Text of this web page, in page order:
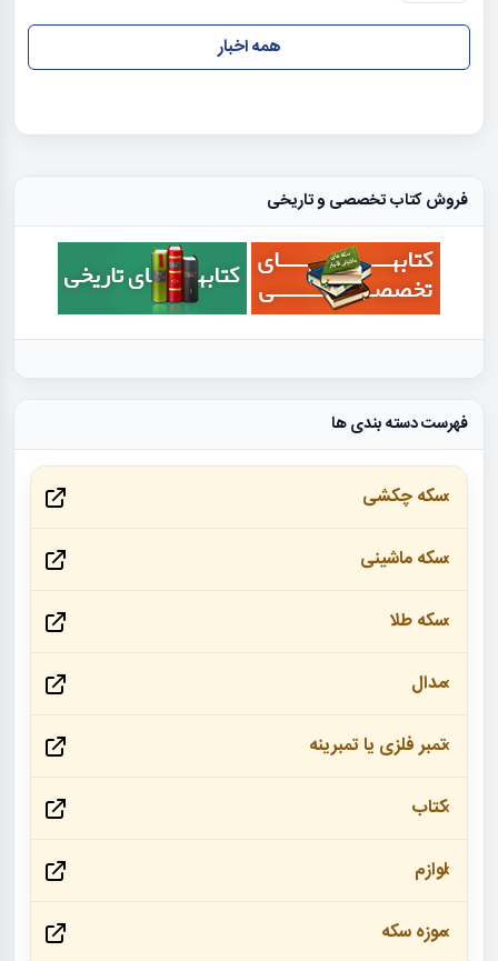
همه اخبار
فروش کتاب تخصصی و تاریخی
فهرست دسته بندی ها
سکه چکشی
سکه ماشینی
سکه طلا
مدال
تمبر فلزی یا تمبرینه
کتاب
لوازم
موزه سکه